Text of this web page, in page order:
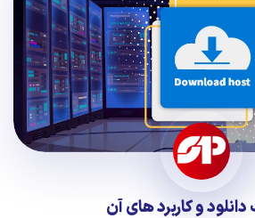
و کاربرد های آن